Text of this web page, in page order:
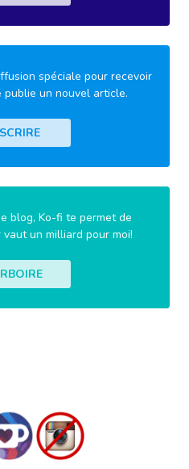
spéciale pour recevoir
un nouvel article.
blog, Ko-fi te permet de
un milliard pour moi!